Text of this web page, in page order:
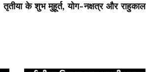
तृतीया के शुभ मुहूर्त, योग-नक्षत्र और राहुकाल